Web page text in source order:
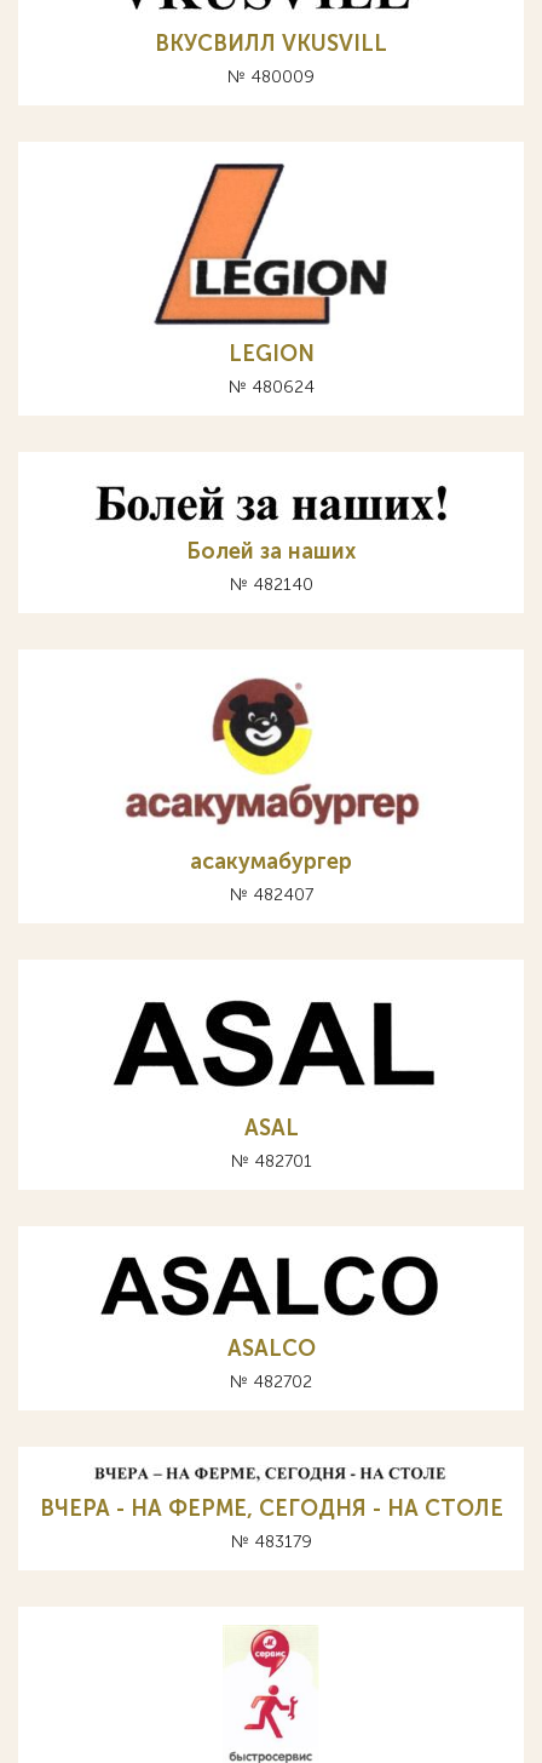
ВКУСВИЛЛ VKUSVILL
№ 480009
LEGION
№ 480624
Болей за наших
№ 482140
асакумабургер
№ 482407
ASAL
№ 482701
ASALCO
№ 482702
ВЧЕРА - НА ФЕРМЕ, СЕГОДНЯ - НА СТОЛЕ
№ 483179